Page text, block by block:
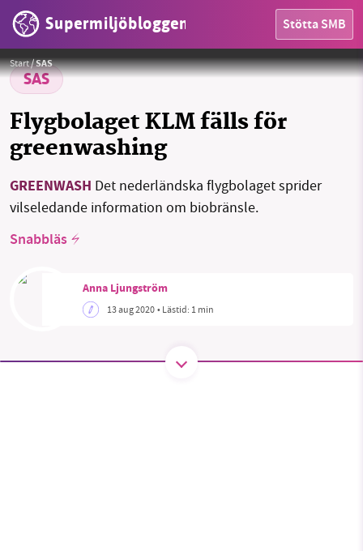
Supermiljöbloggen Stötta SMB
OMRÅDEN
MILJÖFAKTA
Start/SAS
SAS
Flygbolaget KLM fälls för
greenwashing
GREENWASH Det nederländska flygbolaget sprider
vilseledande information om biobränsle.
Snabbläs
Anna Ljungström
13 aug 2020• Lästid: 1 min
Foto:KLM